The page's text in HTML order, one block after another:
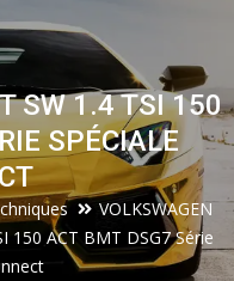
SW 1.4 TSI 150
SPÉCIALE
VOLKSWAGEN
150 ACT BMT DSG7 Série